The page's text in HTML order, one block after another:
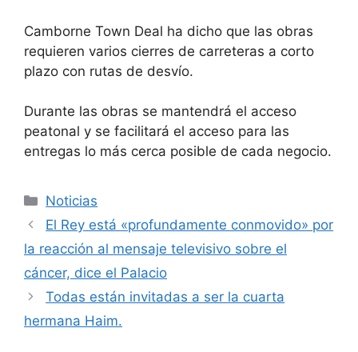
Camborne Town Deal ha dicho que las obras
requieren varios cierres de carreteras a corto
plazo con rutas de desvío.
Durante las obras se mantendrá el acceso
peatonal y se facilitará el acceso para las
entregas lo más cerca posible de cada negocio.
Categorías
Noticias
El Rey está «profundamente conmovido» por
la reacción al mensaje televisivo sobre el
cáncer, dice el Palacio
Todas están invitadas a ser la cuarta
hermana Haim.